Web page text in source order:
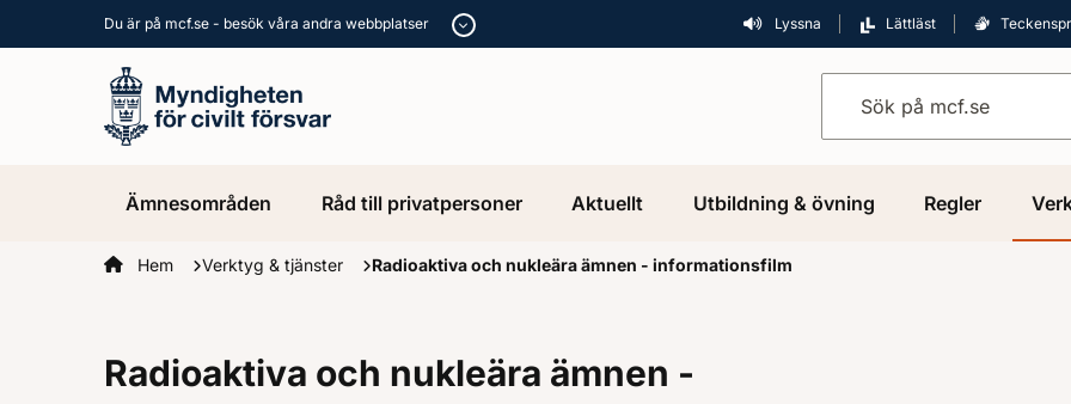
Du är på mcf.se - besök våra andra webbplatser Lyssna Lättläst
Ämnesområden Råd till privatpersoner Aktuellt Utbildning & övning Regler
Startsidan
Hem Verktyg & tjänster Radioaktiva och nukleära ämnen - informationsfilm
Radioaktiva och nukleära ämnen -